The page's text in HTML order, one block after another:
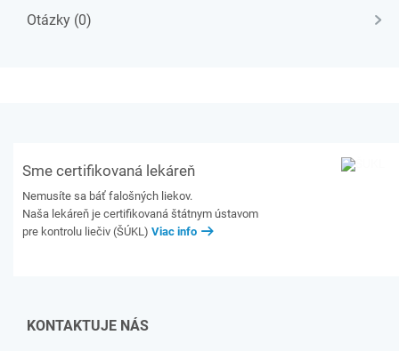
Otázky (0)
Sme certifikovaná lekáreň
Nemusíte sa báť falošných liekov.
Naša lekáreň je certifikovaná štátnym ústavom
pre kontrolu liečiv (ŠÚKL) Viac info
KONTAKTUJE NÁS